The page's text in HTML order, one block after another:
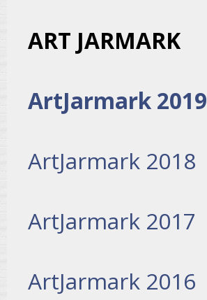
ART JARMARK
ArtJarmark 2019
ArtJarmark 2018
ArtJarmark 2017
ArtJarmark 2016